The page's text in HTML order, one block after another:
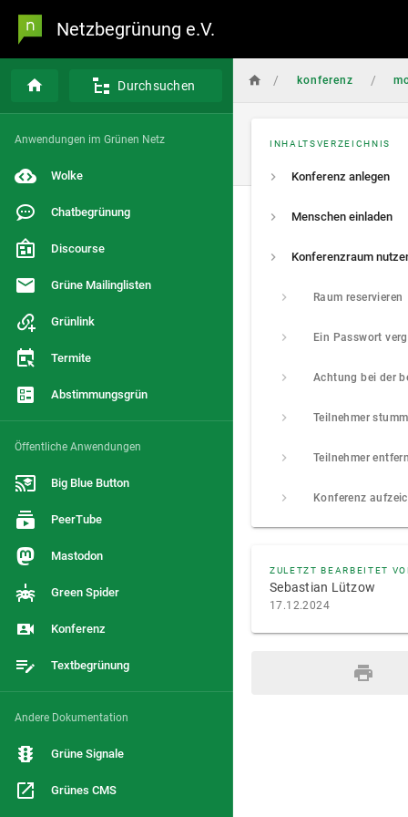
Netzbegrünung e.V.
Durchsuchen
Anwendungen im Grünen Netz
Wolke
Chatbegrünung
Discourse
Grüne Mailinglisten
Grünlink
Termite
Abstimmungsgrün
Öffentliche Anwendungen
Big Blue Button
PeerTube
Mastodon
Green Spider
Konferenz
Textbegrünung
Andere Dokumentation
Grüne Signale
Grünes CMS
/ konferenz /
INHALTSVERZEICHNIS
Konferenz anlegen
Menschen einladen
Konferenzraum
Raum reservieren
Ein Passwort
Teilnehmer
Konferenz
ZULETZT BEARBEITET
Sebastian Lützow
17.12.2024